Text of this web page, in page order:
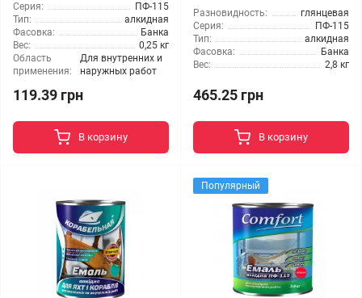
Серия:
ПФ-115
Тип:
алкидная
Фасовка:
Банка
Вес:
0,25 кг
Область
применения:
Для внутренних и
наружных работ
119.39 грн
В корзину
Разновидность:
глянцевая
Серия:
ПФ-115
Тип:
алкидная
Фасовка:
Банка
Вес:
2,8 кг
465.25 грн
В корзину
Популярный